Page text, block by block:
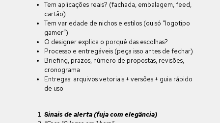
Tem aplicações reais? (fachada, embalagem, feed,
cartão)
Tem variedade de nichos e estilos (ou só “logotipo
gamer”)
O designer explica o porquê das escolhas?
Processo e entregáveis (peça isso antes de fechar)
Briefing, prazos, número de propostas, revisões,
cronograma
Entregas: arquivos vetoriais + versões + guia rápido
de uso
Sinais de alerta (fuja com elegância)